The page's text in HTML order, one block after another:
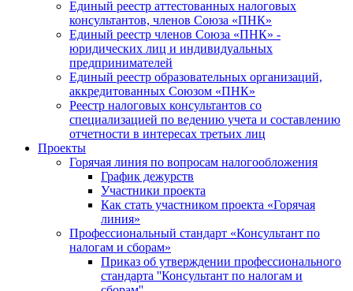
Единый реестр аттестованных налоговых
консультантов, членов Союза «ПНК»
Единый реестр членов Союза «ПНК» -
юридических лиц и индивидуальных
предпринимателей
Единый реестр образовательных организаций,
аккредитованных Союзом «ПНК»
Реестр налоговых консультантов со
специализацией по ведению учета и составлению
отчетности в интересах третьих лиц
Проекты
Горячая линия по вопросам налогообложения
График дежурств
Участники проекта
Как стать участником проекта «Горячая
линия»
Профессиональный стандарт «Консультант по
налогам и сборам»
Приказ об утверждении профессионального
стандарта ''Консультант по налогам и